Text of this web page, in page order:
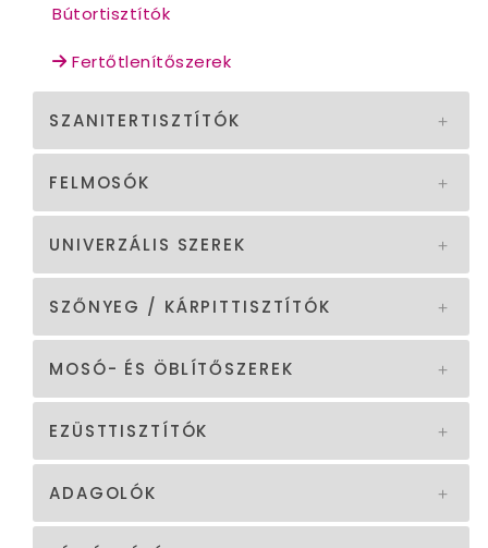
Bútortisztítók
Fertőtlenítőszerek
SZANITERTISZTÍTÓK
FELMOSÓK
UNIVERZÁLIS SZEREK
SZŐNYEG / KÁRPITTISZTÍTÓK
MOSÓ- ÉS ÖBLÍTŐSZEREK
EZÜSTTISZTÍTÓK
ADAGOLÓK